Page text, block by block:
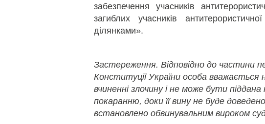
забезпечення учасників
загиблих учасників
ділянками».
Застереження. Відповідно до частини
Конституції України особа вважається
вчиненні злочину і не може бути піддана
покаранню, доки її вину не буде
встановлено обвинувальним вироком